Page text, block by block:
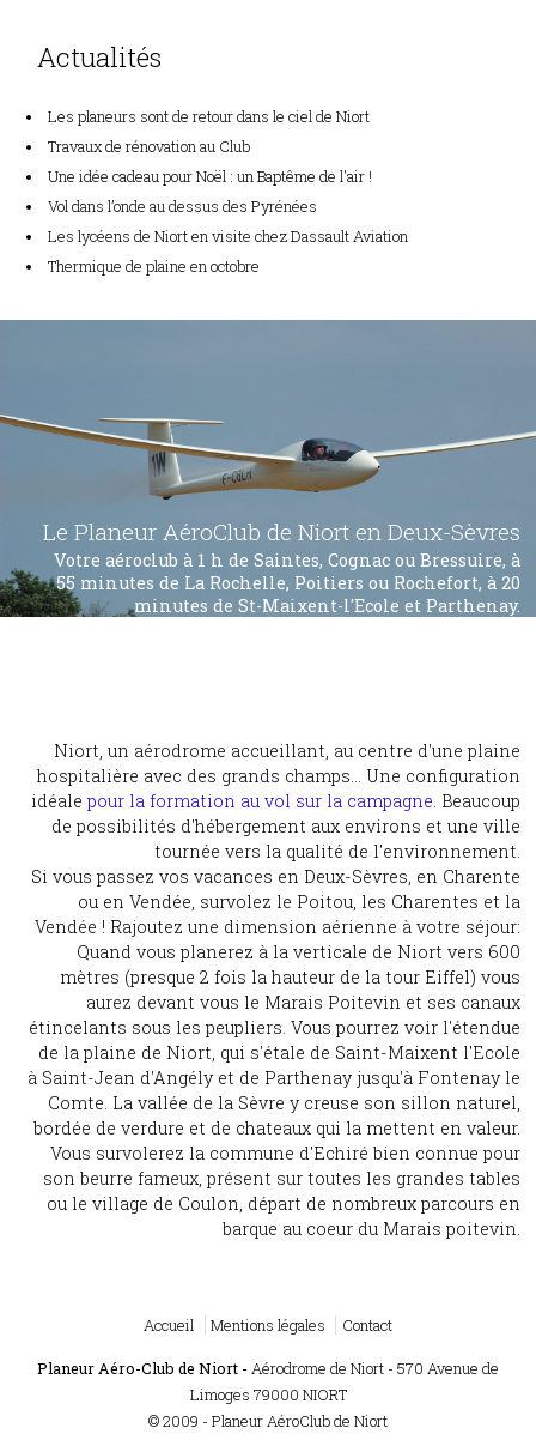
Actualités
Les planeurs sont de retour dans le ciel de Niort
Travaux de rénovation au Club
Une idée cadeau pour Noël : un Baptême de l'air !
Vol dans l’onde au dessus des Pyrénées
Les lycéens de Niort en visite chez Dassault Aviation
Thermique de plaine en octobre
Le Planeur AéroClub de Niort en Deux-Sèvres
Votre aéroclub à 1 h de Saintes, Cognac ou Bressuire, à
55 minutes de La Rochelle, Poitiers ou Rochefort, à 20
minutes de St-Maixent-l'Ecole et Parthenay.
Niort, un aérodrome accueillant, au centre d'une plaine
hospitalière avec des grands champs... Une configuration
idéale pour la formation au vol sur la campagne . Beaucoup
de possibilités d'hébergement aux environs et une ville
tournée vers la qualité de l'environnement.
Si vous passez vos vacances en Deux-Sèvres, en Charente
ou en Vendée, survolez le Poitou, les Charentes et la
Vendée ! Rajoutez une dimension aérienne à votre séjour:
Quand vous planerez à la verticale de Niort vers 600
mètres (presque 2 fois la hauteur de la tour Eiffel) vous
aurez devant vous le Marais Poitevin et ses canaux
étincelants sous les peupliers. Vous pourrez voir l'étendue
de la plaine de Niort, qui s'étale de Saint-Maixent l'Ecole
à Saint-Jean d'Angély et de Parthenay jusqu'à Fontenay le
Comte. La vallée de la Sèvre y creuse son sillon naturel,
bordée de verdure et de chateaux qui la mettent en valeur.
Vous survolerez la commune d'Echiré bien connue pour
son beurre fameux, présent sur toutes les grandes tables
ou le village de Coulon, départ de nombreux parcours en
barque au coeur du Marais poitevin.
Accueil Mentions légales Contact
Planeur Aéro-Club de Niort - Aérodrome de Niort - 570 Avenue de
Limoges 79000 NIORT
© 2009 - Planeur AéroClub de Niort